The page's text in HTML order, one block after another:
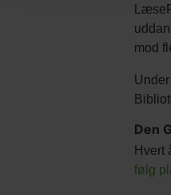
mod
Den
Hvert
følg